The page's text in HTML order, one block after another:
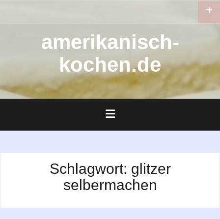
amerikanisch-
kochen.de
Schlagwort: glitzer
selbermachen